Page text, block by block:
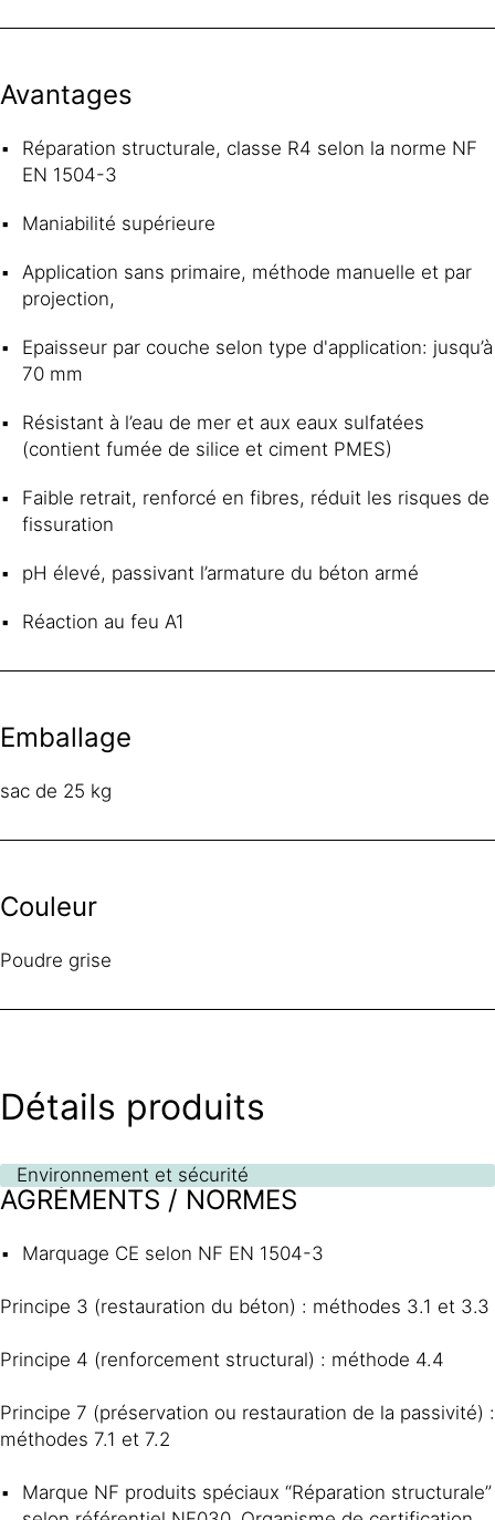
Avantages
Réparation structurale, classe R4 selon la norme NF
EN 1504-3
Maniabilité supérieure
Application sans primaire, méthode manuelle et par
projection,
Epaisseur par couche selon type d'application: jusqu’à
70 mm
Résistant à l’eau de mer et aux eaux sulfatées
(contient fumée de silice et ciment PMES)
Faible retrait, renforcé en fibres, réduit les risques de
fissuration
pH élevé, passivant l’armature du béton armé
Réaction au feu A1
Emballage
sac de 25 kg
Couleur
Poudre grise
Détails produits
Environnement et sécurité
AGRÉMENTS / NORMES
Marquage CE selon NF EN 1504-3
Principe 3 (restauration du béton) : méthodes 3.1 et 3.3
Principe 4 (renforcement structural) : méthode 4.4
Principe 7 (préservation ou restauration de la passivité) :
méthodes 7.1 et 7.2
Marque NF produits spéciaux “Réparation structurale”